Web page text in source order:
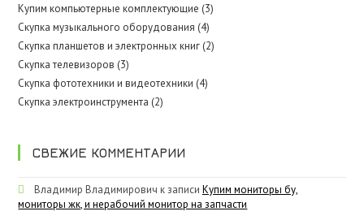
Купим компьютерные комплектующие (3)
Скупка музыкального оборудования (4)
Скупка планшетов и электронных книг (2)
Скупка телевизоров (3)
Скупка фототехники и видеотехники (4)
Скупка электроинструмента (2)
СВЕЖИЕ КОММЕНТАРИИ
Владимир Владимирович к записи Купим мониторы бу,
мониторы жк, и нерабочий монитор на запчасти